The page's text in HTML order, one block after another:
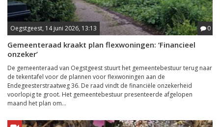
Oegstgeest, 14 juni 2026, 13:13 0
Gemeenteraad kraakt plan flexwoningen: ‘Financieel
onzeker’
De gemeenteraad van Oegstgeest stuurt het gemeentebestuur terug naar
de tekentafel voor de plannen voor flexwoningen aan de
Endegeesterstraatweg 36. De raad vindt de financiële onzekerheid
voorlopig te groot. Het gemeentebestuur presenteerde afgelopen
maand het plan om...